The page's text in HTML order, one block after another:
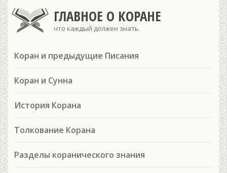
ГЛАВНОЕ О КОРАНЕ
что каждый должен знать
Коран и предыдущие Писания
Коран и Сунна
История Корана
Толкование Корана
Разделы коранического знания